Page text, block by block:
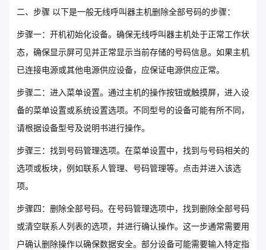
二、步骤 以下是一般无线呼叫器主机删除全部号码的步骤：
步骤一：开机初始化设备。确保无线呼叫器主机处于正常工作状
态，确保显示屏可见并正常显示当前存储的号码信息。如果主机
已连接电源或其他电源供应设备，应保证电源供应正常。
步骤二：进入菜单设置。通过主机的操作按钮或触摸屏，进入设
备的菜单设置或系统设置选项。不同型号的设备可能有所不同，
请根据设备型号及说明书进行操作。
步骤三：找到号码管理选项。在菜单设置中，找到与号码相关的
选项或板块，例如联系人管理、号码管理等。点击并进入该选
项。
步骤四：删除全部号码。在号码管理选项中，找到删除全部号码
或清空联系人列表的选项，并进行确认操作。这一步通常需要用
户确认删除操作以确保数据安全。部分设备可能需要输入特定指